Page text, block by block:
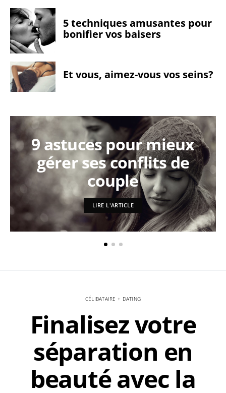
5 techniques amusantes pour
bonifier vos baisers
Et vous, aimez-vous vos seins?
9 astuces pour mieux
gérer ses conflits de
couple
LIRE L'ARTICLE
CÉLIBATAIRE + DATING
Finalisez votre
séparation en
beauté avec la